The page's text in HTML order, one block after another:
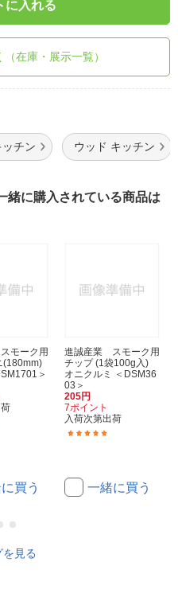
に入れる
在庫・展示一覧）
チン ウッド キッチン
緒に購入されている商品は
モーク用
(180mm)
＞
買う
進誠産業 スモーク用
チップ (1袋100g入)
オニクルミ ＜DSM36
03＞
205円
7ポイント
入荷次第出荷
一緒に買う
見る